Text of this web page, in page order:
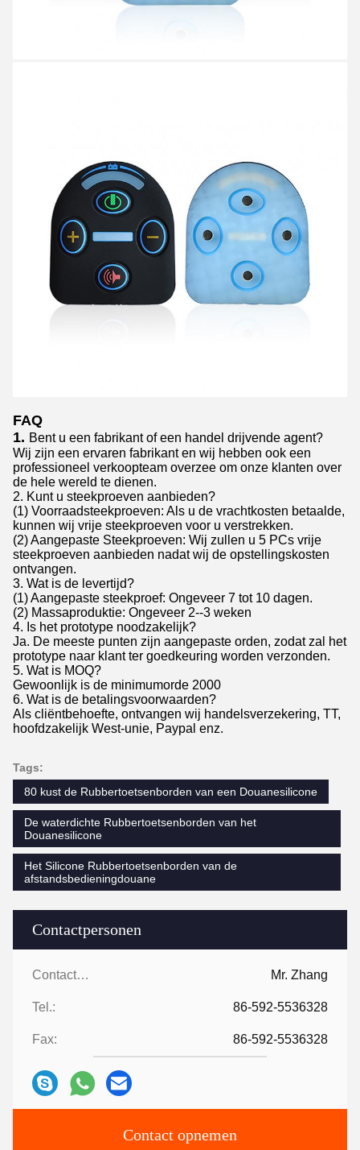
Contactpersonen
Contactpersonen: Mr. Zhang
Tel.: 86-592-5536328
Fax: 86-592-5536328
Contact opnemen
FAQ
1. Bent u een fabrikant of een handel drijvende agent?
Wij zijn een ervaren fabrikant en wij hebben ook een
professioneel verkoopteam overzee om onze klanten over
de hele wereld te dienen.
2. Kunt u steekproeven aanbieden?
(1) Voorraadsteekproeven: Als u de vrachtkosten betaalde,
kunnen wij vrije steekproeven voor u verstrekken.
(2) Aangepaste Steekproeven: Wij zullen u 5 PCs vrije
steekproeven aanbieden nadat wij de opstellingskosten
ontvangen.
3. Wat is de levertijd?
(1) Aangepaste steekproef: Ongeveer 7 tot 10 dagen.
(2) Massaproduktie: Ongeveer 2--3 weken
4. Is het prototype noodzakelijk?
Ja. De meeste punten zijn aangepaste orden, zodat zal het
prototype naar klant ter goedkeuring worden verzonden.
5. Wat is MOQ?
Gewoonlijk is de minimumorde 2000
6. Wat is de betalingsvoorwaarden?
Als cliëntbehoefte, ontvangen wij handelsverzekering, TT,
hoofdzakelijk West-unie, Paypal enz.
Tags:
80 kust de Rubbertoetsenborden van een Douanesilicone
De waterdichte Rubbertoetsenborden van het
Douanesilicone
Het Silicone Rubbertoetsenborden van de
afstandsbedieningdouane